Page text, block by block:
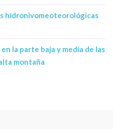
hidronivomeoteorológicas
la parte baja y media de las
montaña